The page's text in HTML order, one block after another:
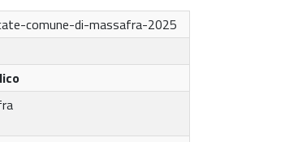
comune-di-massafra-2025